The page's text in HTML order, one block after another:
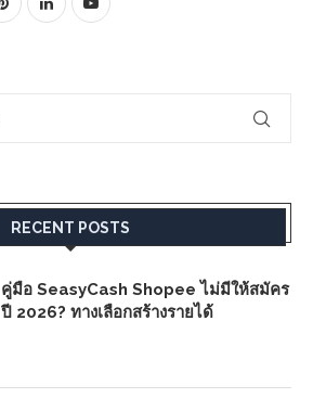
RECENT POSTS
คู่มือ SeasyCash Shopee ไม่มีให้สมัคร
ปี 2026? ทางเลือกสร้างรายได้